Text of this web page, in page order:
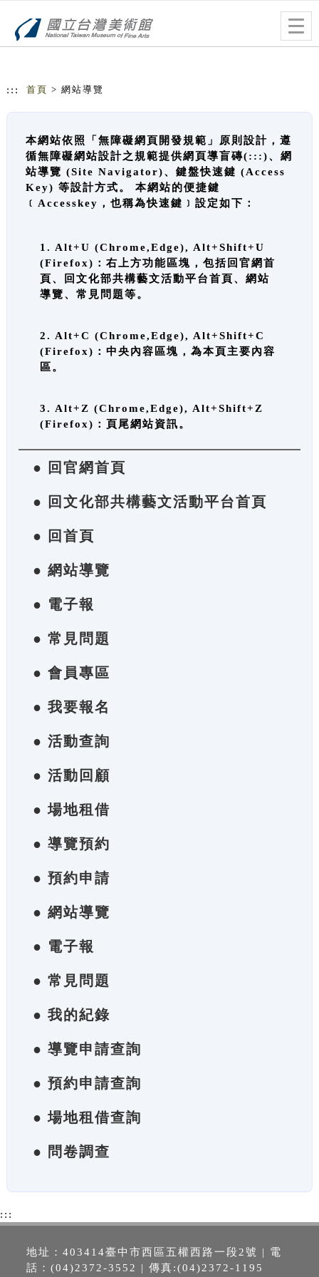
::: 首頁 > 網站導覽
本網站依照「無障礙網頁開發規範」原則設計，遵
循無障礙網站設計之規範提供網頁導盲磚(:::)、網
站導覽 (Site Navigator)、鍵盤快速鍵 (Access
Key) 等設計方式。 本網站的便捷鍵
﹝Accesskey，也稱為快速鍵﹞設定如下：
1. Alt+U (Chrome,Edge), Alt+Shift+U
(Firefox)：右上方功能區塊，包括回官網首
頁、回文化部共構藝文活動平台首頁、網站
導覽、常見問題等。
2. Alt+C (Chrome,Edge), Alt+Shift+C
(Firefox)：中央內容區塊，為本頁主要內容
區。
3. Alt+Z (Chrome,Edge), Alt+Shift+Z
(Firefox)：頁尾網站資訊。
● 回官網首頁
● 回文化部共構藝文活動平台首頁
● 回首頁
● 網站導覽
● 電子報
● 常見問題
● 會員專區
● 我要報名
● 活動查詢
● 活動回顧
● 場地租借
● 導覽預約
● 預約申請
● 網站導覽
● 電子報
● 常見問題
● 我的紀錄
● 導覽申請查詢
● 預約申請查詢
● 場地租借查詢
● 問卷調查
:::
地址：403414臺中市西區五權西路一段2號 | 電
話：(04)2372-3552 | 傳真:(04)2372-1195